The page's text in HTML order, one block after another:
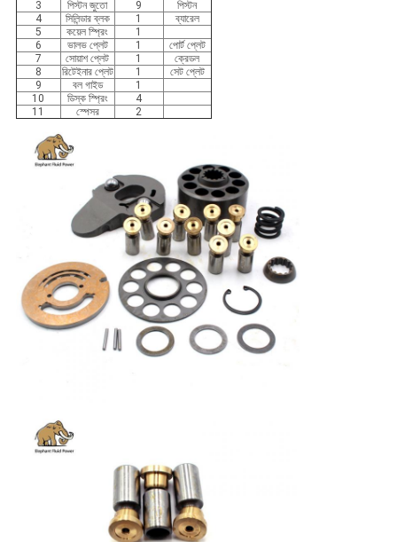
3
পিস্টন জুতো 9
পিস্টন
4
সিলিন্ডার ব্লক 1
ব্যারেল
5
কয়েল স্প্রিং
1
6
ভালভ প্লেট 1
পোর্ট প্লেট
7
সোয়াশ প্লেট 1
ক্রেডল
8
রিটেইনার প্লেট 1
সেট প্লেট
9
বল গাইড
1
10
ডিস্ক স্প্রিং
4
11
স্পেসর 2